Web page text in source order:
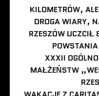
KILOMETRÓW,
DROGA WIARY,
RZESZÓW UCZCIŁ
XXXII
MAŁŻEŃSTW